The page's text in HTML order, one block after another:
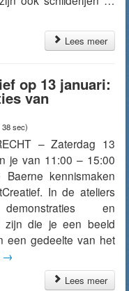
Lees meer
op 13 januari:
van
sec)
– Zaterdag 13
je van 11:00 – 15:00
kennismaken
In de ateliers
en
zijn die je een beeld
een gedeelte van het
→
Lees meer